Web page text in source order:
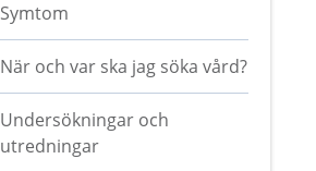
Symtom
När och var ska jag söka vård?
Undersökningar och
utredningar